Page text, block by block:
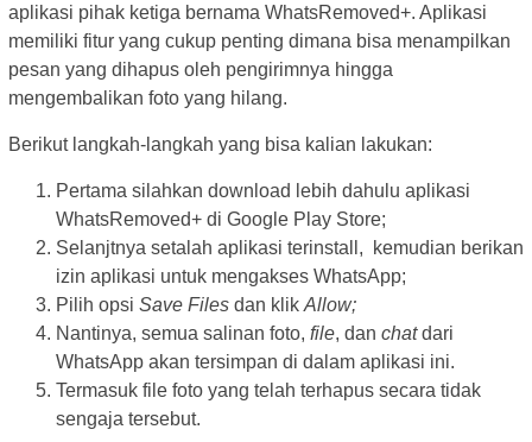
aplikasi pihak ketiga bernama WhatsRemoved+. Aplikasi
memiliki fitur yang cukup penting dimana bisa menampilkan
pesan yang dihapus oleh pengirimnya hingga
mengembalikan foto yang hilang.
Berikut langkah-langkah yang bisa kalian lakukan:
Pertama silahkan download lebih dahulu aplikasi
WhatsRemoved+ di Google Play Store;
Selanjtnya setalah aplikasi terinstall, kemudian berikan
izin aplikasi untuk mengakses WhatsApp;
Pilih opsi Save Files dan klik Allow;
Nantinya, semua salinan foto, file, dan chatdari
WhatsApp akan tersimpan di dalam aplikasi ini.
Termasuk file foto yang telah terhapus secara tidak
sengaja tersebut.